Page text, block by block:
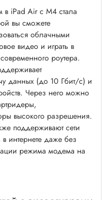
iPad Air с M4 стала
вы сможете
облачными
видео и играть в
роутера.
данных (до 10 Гбит/с) и
Через него можно
высокого разрешения.
поддерживают сети
в интернете даже без
режима модема на